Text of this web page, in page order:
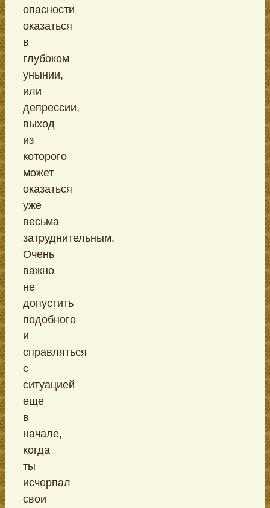
опасности
оказаться
в
глубоком
унынии,
или
депрессии,
выход
из
которого
может
оказаться
уже
весьма
затруднительным.
Очень
важно
не
допустить
подобного
и
справляться
с
ситуацией
еще
в
начале,
когда
ты
исчерпал
свои